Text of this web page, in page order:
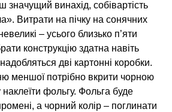
значущий винахід, собівартість
Витрати на пічку на сонячних
– усього близько п’яти
конструкцію здатна навіть
дві картонні коробки.
меншої потрібно вкрити чорною
фольгу. Фольга буде
а чорний колір – поглинати